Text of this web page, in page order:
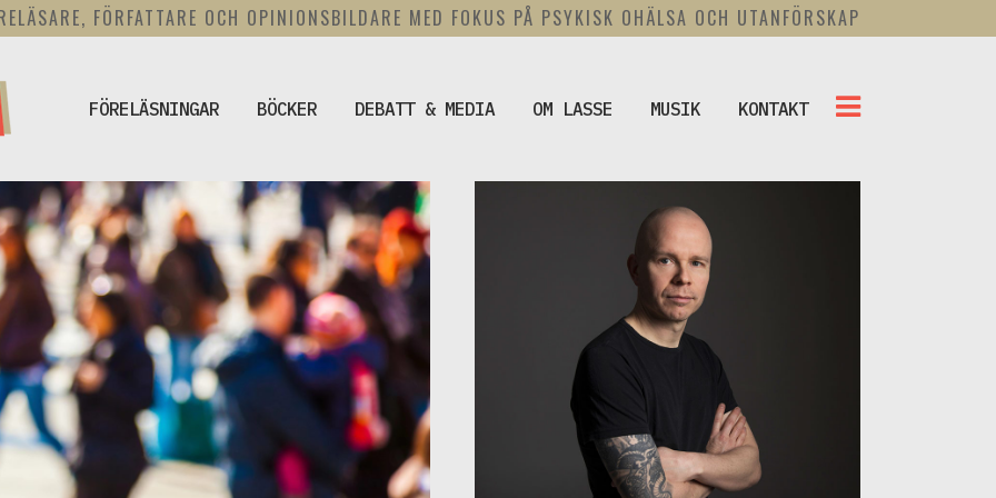
FÖRFATTARE OCH OPINIONSBILDARE MED FOKUS PÅ PSYKISK OHÄLSA OCH UTANFÖRSKAP
FÖRELÄSNINGAR BÖCKER DEBATT & MEDIA OM LASSE MUSIK KONTAKT